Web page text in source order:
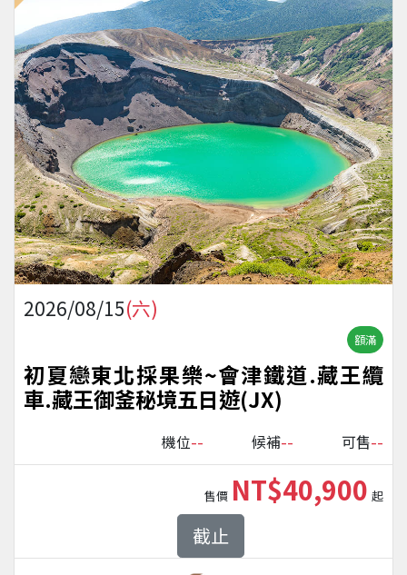
2026/08/15(六)
額滿
初夏戀東北採果樂~會津鐵道.藏王纜
車.藏王御釜秘境五日遊(JX)
機位-- 候補-- 可售--
售價 NT$40,900 起
截止